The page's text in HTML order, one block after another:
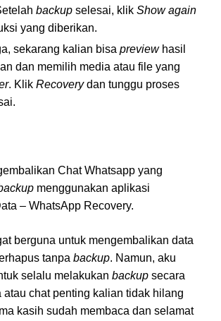
backup selesai, klik Show again
yang diberikan.
sekarang kalian bisa previewhasil
dan memilih media atau file yang
. Klik Recoverydan tunggu proses
Chat Whatsapp yang
menggunakan aplikasi
– WhatsApp Recovery.
berguna untuk mengembalikan data
tanpa backup. Namun, aku
selalu melakukan backup secara
atau chat penting kalian tidak hilang
kasih sudah membaca dan selamat